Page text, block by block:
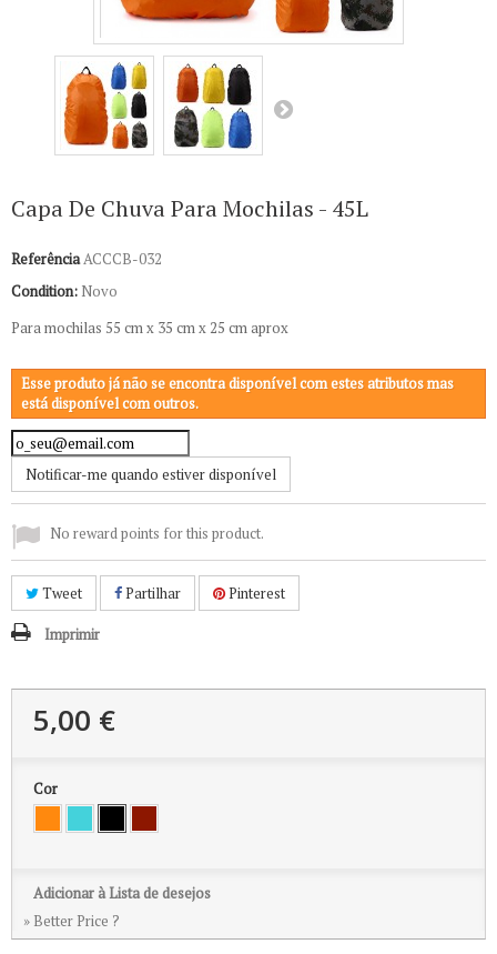
Capa De Chuva Para Mochilas - 45L
ReferênciaACCCB-032
Condition: Novo
Para mochilas 55 cm x 35 cm x 25 cmaprox
Esse produto já não se encontra disponível com estes atributos mas
está disponível com outros.
Notificar-me quando estiver disponível
No reward points for this product.
Tweet Partilhar Pinterest
Imprimir
5,00 €
Cor
Adicionar à Lista de desejos
» Better Price ?